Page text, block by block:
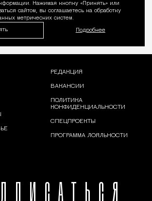
Нажимая кнопку «Принять» или
сайтом, вы соглашаетесь на обработку
метрических систем.
Подробнее
РЕДАКЦИЯ
ВАКАНСИИ
ПОЛИТИКА
КОНФИДЕНЦИАЛЬНОСТИ
СПЕЦПРОЕКТЫ
ПРОГРАММА ЛОЯЛЬНОСТИ